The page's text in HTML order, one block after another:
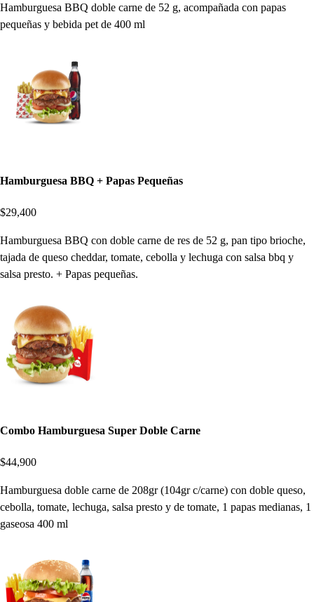
Hamburguesa BBQ doble carne de 52 g, acompañada con papas
pequeñas y bebida pet de 400 ml
Hamburguesa BBQ + Papas Pequeñas
$29,400
Hamburguesa BBQ con doble carne de res de 52 g, pan tipo brioche,
tajada de queso cheddar, tomate, cebolla y lechuga con salsa bbq y
salsa presto. + Papas pequeñas.
Combo Hamburguesa Super Doble Carne
$44,900
Hamburguesa doble carne de 208gr (104gr c/carne) con doble queso,
cebolla, tomate, lechuga, salsa presto y de tomate, 1 papas medianas, 1
gaseosa 400 ml